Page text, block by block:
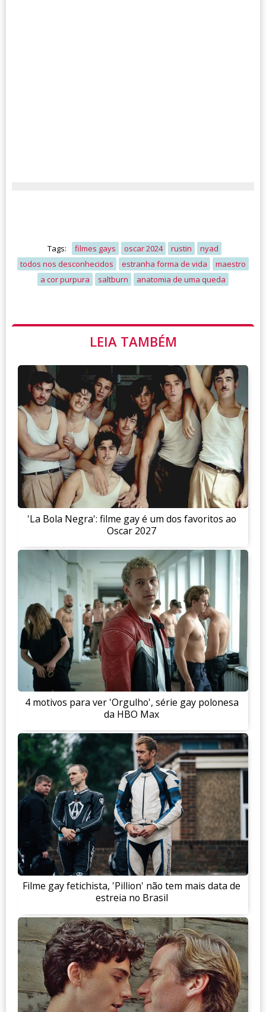
Tags: filmes gays oscar 2024 rustin
nyad
todos nos desconhecidos
estranha forma de vida
maestro
a cor purpura
saltburn anatomia de uma queda
LEIA TAMBÉM
'La Bola Negra': filme gay é um dos favoritos ao
Oscar 2027
4 motivos para ver 'Orgulho', série gay polonesa
da HBO Max
Filme gay fetichista, 'Pillion' não tem mais data de
estreia no Brasil